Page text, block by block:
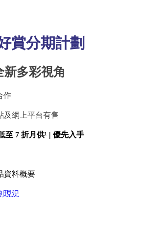
賞分期計劃
新多彩視角​
作​
及網上平台有售​
至 7 折月供¹ | 優先入手​
資料概要
現況